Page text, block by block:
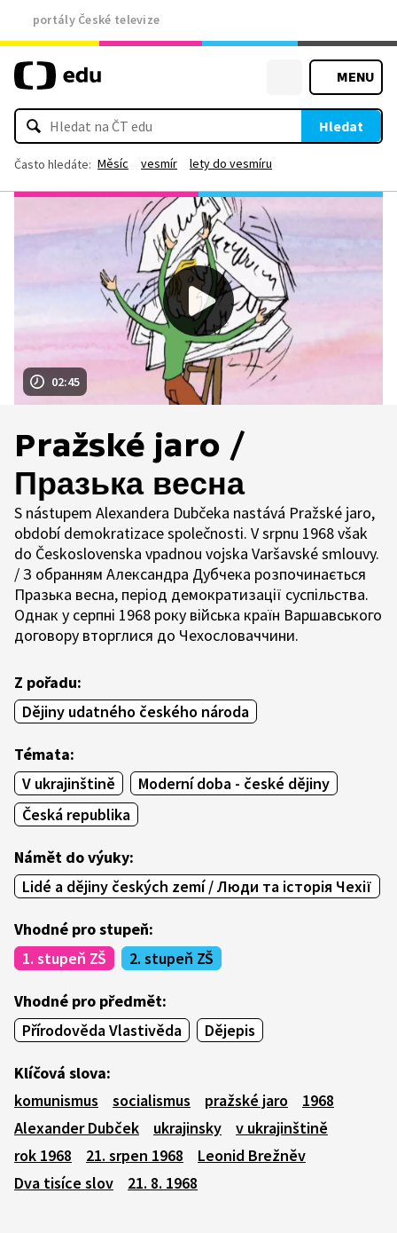
portály České televize
MENU
Hledat
Často hledáte: Měsíc vesmír lety do vesmíru
02:45
Pražské jaro /
Празька весна
S nástupem Alexandera Dubčeka nastává Pražské jaro,
období demokratizace společnosti. V srpnu 1968 však
do Československa vpadnou vojska Varšavské smlouvy.
/ З обранням Александра Дубчека розпочинається
Празька весна, період демократизації суспільства.
Однак у серпні 1968 року війська країн Варшавського
договору вторглися до Чехословаччини.
Z pořadu:
Dějiny udatného českého národa
Témata:
V ukrajinštině
Moderní doba - české dějiny
Česká republika
Námět do výuky:
Lidé a dějiny českých zemí / Люди та історія Чехії
Vhodné pro stupeň:
1. stupeň ZŠ
2. stupeň ZŠ
Vhodné pro předmět:
Přírodověda Vlastivěda
Dějepis
Klíčová slova:
komunismus
socialismus pražské jaro
1968
Alexander Dubček
ukrajinsky
v ukrajinštině
rok 1968
21. srpen 1968
Leonid Brežněv
Dva tisíce slov
21. 8. 1968